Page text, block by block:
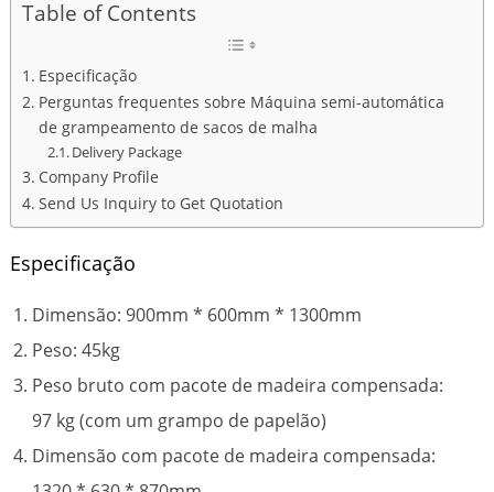
Table of Contents
Especificação
Perguntas frequentes sobre Máquina semi-automática
de grampeamento de sacos de malha
Delivery Package
Company Profile
Send Us Inquiry to Get Quotation
Especificação
Dimensão: 900mm * 600mm * 1300mm
Peso: 45kg
Peso bruto com pacote de madeira compensada:
97 kg (com um grampo de papelão)
Dimensão com pacote de madeira compensada: